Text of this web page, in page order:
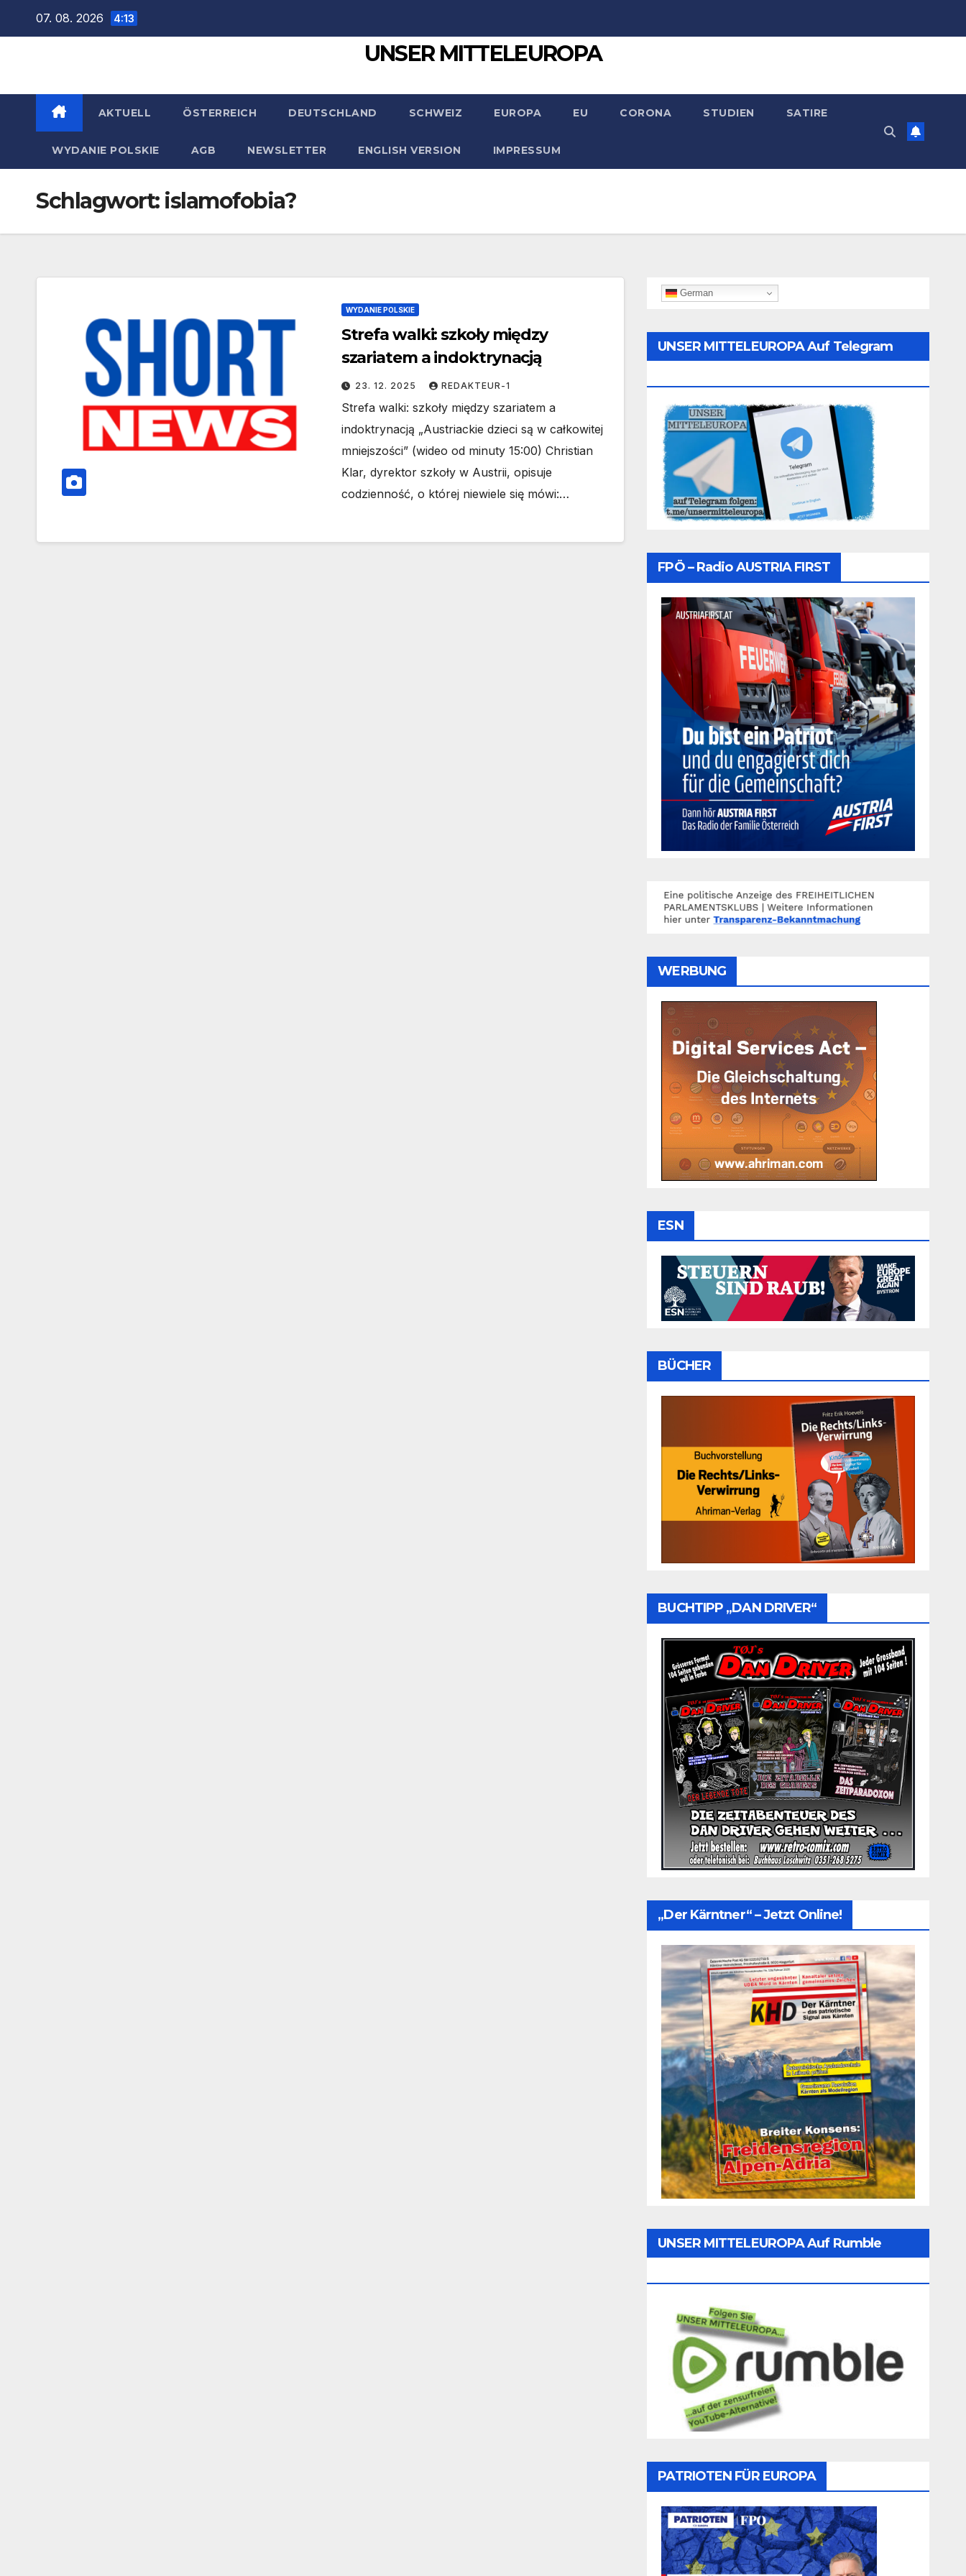
07. 08. 2026 4:13
UNSER MITTELEUROPA
AKTUELL ÖSTERREICH DEUTSCHLAND SCHWEIZ EUROPA EU CORONA STUDIEN SATIRE
WYDANIE POLSKIE AGB NEWSLETTER ENGLISH VERSION IMPRESSUM
Schlagwort: islamofobia?
WYDANIE POLSKIE
Strefa walki: szkoły między
szariatem a indoktrynacją
23. 12. 2025 REDAKTEUR-1
Strefa walki: szkoły między szariatem a
indoktrynacją „Austriackie dzieci są w całkowitej
mniejszości” (wideo od minuty 15:00) Christian
Klar, dyrektor szkoły w Austrii, opisuje
codzienność, o której niewiele się mówi:…
German
UNSER MITTELEUROPA Auf Telegram
FPÖ – Radio AUSTRIA FIRST
WERBUNG
ESN
BÜCHER
BUCHTIPP „DAN DRIVER“
„Der Kärntner“ – Jetzt Online!
UNSER MITTELEUROPA Auf Rumble
PATRIOTEN FÜR EUROPA